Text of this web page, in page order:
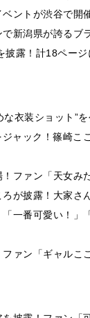
ントが渋谷で開
新潟県が誇るブ
露！計18ページ
衣装ショット”を
ャック！篠崎こ
ファン「天女み
が披露！大家さ
一番可愛い！」
ァン「ギャルこ